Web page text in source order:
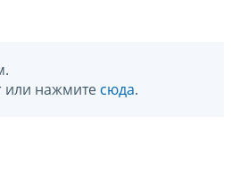
или нажмите сюда.